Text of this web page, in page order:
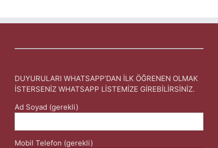
DUYURULARI WHATSAPP’DAN İLK ÖĞRENEN OLMAK
İSTERSENİZ WHATSAPP LİSTEMİZE GİREBİLİRSİNİZ.
Ad Soyad (gerekli)
Mobil Telefon (gerekli)